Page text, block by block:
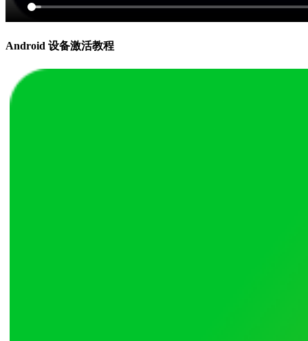
Android 设备激活教程